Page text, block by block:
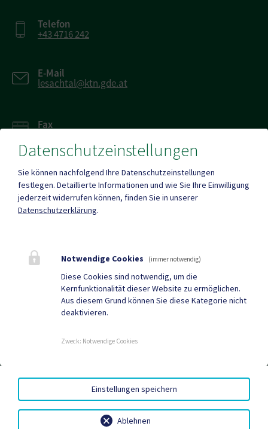
Telefon
+43 4716 242
E-Mail
lesachtal@ktn.gde.at
Fax
Mehr
Quicklinks
Geko digital Gemeinde-
Müll App
Tourismus
Aktuelles
AMTSSIGNATUR|BARRIEREFREIHEIT|DATENSCHUTZ|
SITEMAP|IMPRESSUM
Datenschutzeinstellungen
Sie können nachfolgend Ihre Datenschutzeinstellungen
festlegen. Detaillierte Informationen und wie Sie Ihre Einwilligung
jederzeit widerrufen können, finden Sie in unserer
Datenschutzerklärung.
Notwendige Cookies (immer notwendig)
Diese Cookies sind notwendig, um die
Kernfunktionalität dieser Website zu ermöglichen.
Aus diesem Grund können Sie diese Kategorie nicht
deaktivieren.
Zweck: Notwendige Cookies
Ablehnen
Einstellungen speichern